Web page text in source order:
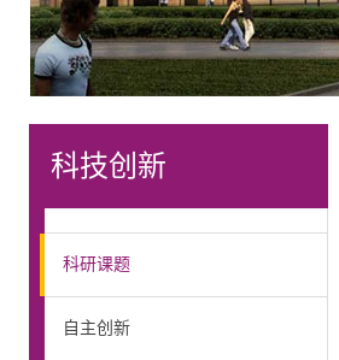
科技创新
科研课题
自主创新